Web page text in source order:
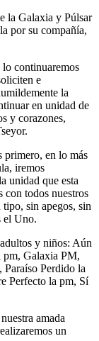
la Galaxia y Púlsar
por su compañía,
lo continuaremos
e
la
en unidad de
y corazones,
primero, en lo más
iremos
unidad que esta
con todos nuestros
sin apegos, sin
el Uno.
y niños: Aún
pm, Galaxia PM,
Perdido la
Perfecto la pm, Sí
amada
un